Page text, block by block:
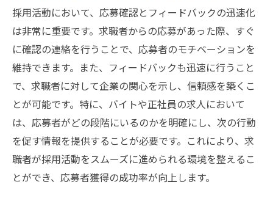
採用活動において、応募確認とフィードバックの迅速化
は非常に重要です。求職者からの応募があった際、すぐ
に確認の連絡を行うことで、応募者のモチベーションを
維持できます。また、フィードバックも迅速に行うこと
で、求職者に対して企業の関心を示し、信頼感を築くこ
とが可能です。特に、バイトや正社員の求人において
は、応募者がどの段階にいるのかを明確にし、次の行動
を促す情報を提供することが必要です。これにより、求
職者が採用活動をスムーズに進められる環境を整えるこ
とができ、応募者獲得の成功率が向上します。